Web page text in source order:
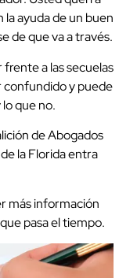
ayuda de un buen
de que va a través.
a las secuelas
confundido y puede
que no.
de Abogados
la Florida entra
más información
pasa el tiempo.